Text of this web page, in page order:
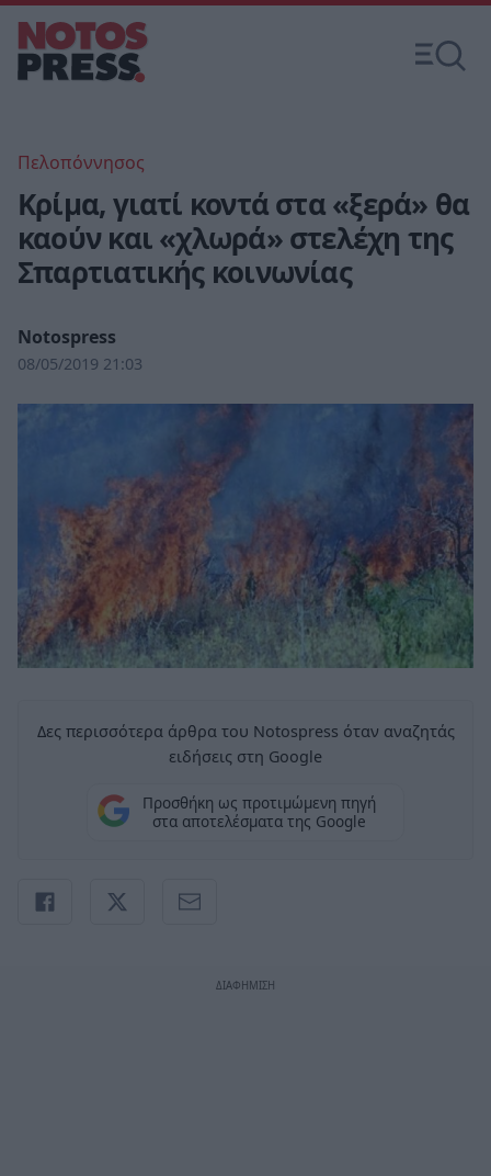
Πελοπόννησος
Κρίμα, γιατί κοντά στα «ξερά» θα
καούν και «χλωρά» στελέχη της
Σπαρτιατικής κοινωνίας
Notospress
08/05/2019 21:03
Δες περισσότερα άρθρα του Notospress όταν αναζητάς
ειδήσεις στη Google
Προσθήκη ως προτιμώμενη πηγή
στα αποτελέσματα της Google